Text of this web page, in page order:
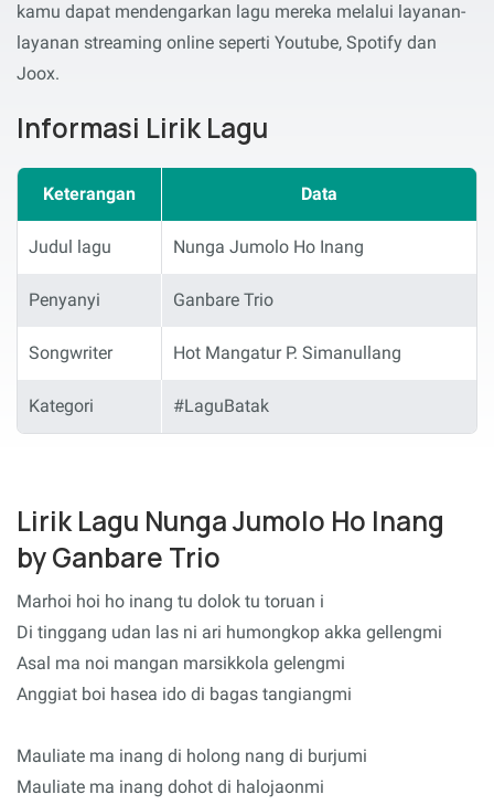
kamu dapat mendengarkan lagu mereka melalui layanan-
layanan streaming online seperti Youtube, Spotify dan
Joox.
Informasi Lirik Lagu
Keterangan Data
Judul lagu Nunga Jumolo Ho Inang
Penyanyi Ganbare Trio
Songwriter Hot Mangatur P. Simanullang
Kategori #LaguBatak
Lirik Lagu Nunga Jumolo Ho Inang
by Ganbare Trio
Marhoi hoi ho inang tu dolok tu toruan i
Di tinggang udan las ni ari humongkop akka gellengmi
Asal ma noi mangan marsikkola gelengmi
Anggiat boi hasea ido di bagas tangiangmi
Mauliate ma inang di holong nang di burjumi
Mauliate ma inang dohot di halojaonmi